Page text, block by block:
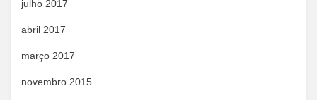
julho 2017
abril 2017
março 2017
novembro 2015